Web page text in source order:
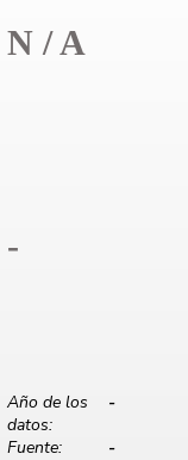
N / A
-
Año de los
datos:
-
Fuente:
-